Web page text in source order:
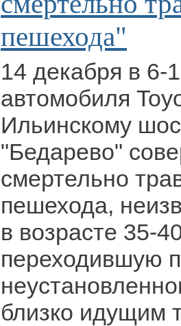
пешехода"
14 декабря в 6-
автомобиля
Ильинскому
"Бедарево"
смертельно
пешехода,
в возрасте 35-
переходившую
близко идущим